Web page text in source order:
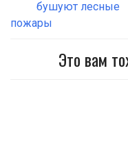
бушуют лесные
пожары
Это вам